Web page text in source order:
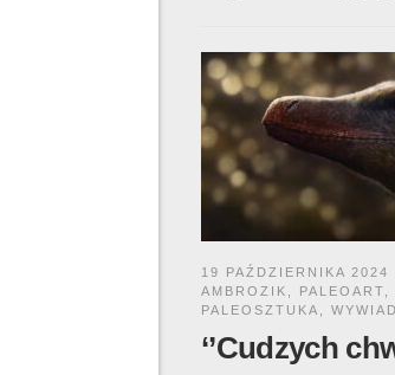
19 PAŹDZIERNIKA 2024
AMBROZIK
PALEOART
PALEOSZTUKA
WYWIAD
‘’Cudzych